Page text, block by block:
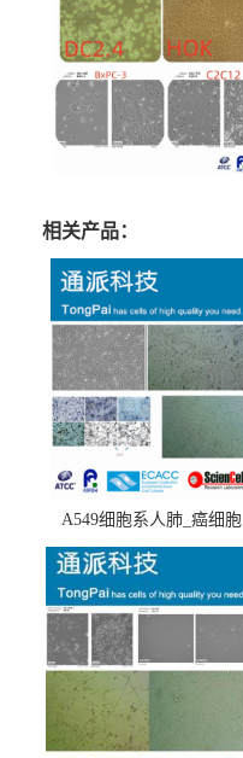
相关产品：
A549细胞系人肺_癌细胞
(A549细胞)